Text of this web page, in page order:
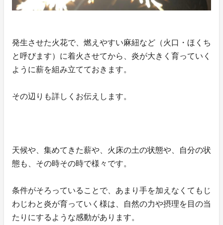
発生させた火花で、燃えやすい麻紐など（火口・ほくち
と呼びます）に着火させてから、炎が大きく育っていく
ように薪を組み立てておきます。
その辺りも詳しくお伝えします。
天候や、集めてきた薪や、火床の土の状態や、自分の状
態も、その時その時で様々です。
条件がそろっていることで、あまり手を加えなくてもじ
わじわと炎が育っていく様は、自然の力や摂理を目の当
たりにするような感動があります。